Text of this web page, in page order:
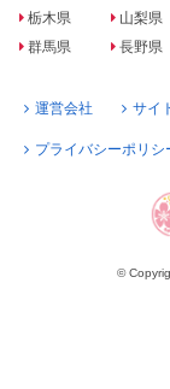
栃木県
群馬県
山梨県
長野県
運営会社 サイ
プライバシーポリシ
©